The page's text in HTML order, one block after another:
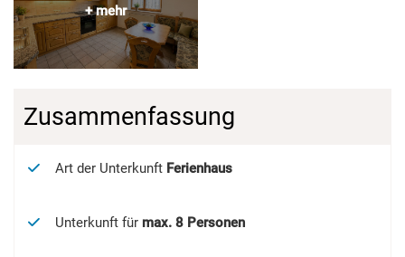
Zusammenfassung
Art der Unterkunft Ferienhaus
Unterkunft für max. 8 Personen